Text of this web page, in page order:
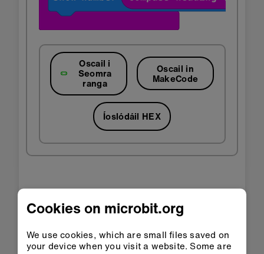
Oscail i
Seomra
ranga
Oscail in
MakeCode
Íoslódáil HEX
Céim 3: Feabhsaigh é
chalabrú arís.
Cookies on microbit.org
We use cookies, which are small files saved on
your device when you visit a website. Some are